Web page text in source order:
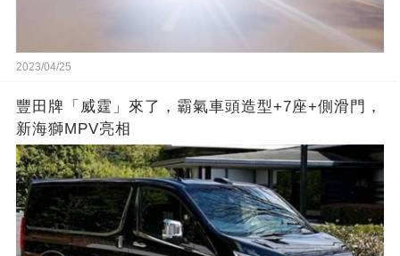
2023/04/25
豐田牌「威霆」來了，霸氣車頭造型+7座+側滑門，
新海獅MPV亮相